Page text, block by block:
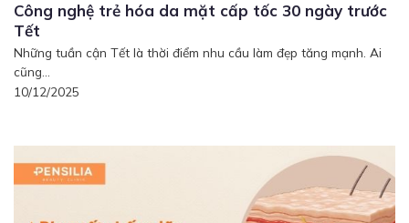
Công nghệ trẻ hóa da mặt cấp tốc 30 ngày trước
Tết
Những tuần cận Tết là thời điểm nhu cầu làm đẹp tăng mạnh. Ai
cũng...
10/12/2025